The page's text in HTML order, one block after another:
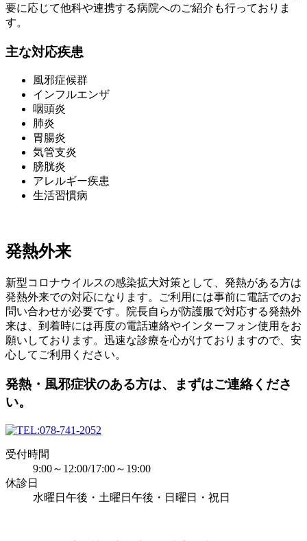
要に応じて他科や連携する病院へのご紹介も行っておりま
す。
主な対応疾患
風邪症候群
インフルエンザ
咽頭炎
肺炎
胃腸炎
気管支炎
膀胱炎
アレルギー疾患
生活習慣病
発熱外来
新型コロナウイルスの感染拡大対策として、発熱がある方は
発熱外来での対応になります。ご利用には事前に電話でのお
問い合わせが必要です。院長自らが防護服で対応する発熱外
来は、到着時には再度の電話連絡やインターフォン使用をお
願いしております。迅速な診療を心がけておりますので、安
心してご利用ください。
発熱・風邪症状のある方は、まずはご連絡くださ
い。
078-741-2052
受付時間
9:00～12:00/17:00～19:00
休診日
水曜日午後・土曜日午後・日曜日・祝日